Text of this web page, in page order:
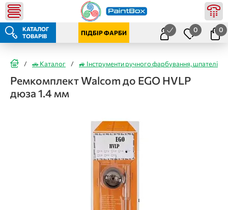
КАТАЛОГ
ТОВАРІВ
ПІДБІР ФАРБИ 0 0
/ 🚗 Каталог / 🚙 Інструменти ручного фарбування, шпателі
Ремкомплект Walcom до EGO HVLP
дюза 1.4 мм